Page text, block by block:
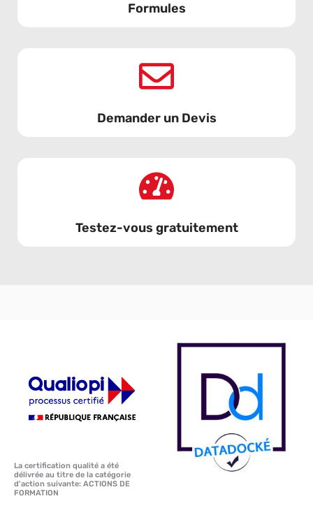
Formules
Demander un Devis
Testez-vous gratuitement
La certification qualité a été
délivrée au titre de la catégorie
d'action suivante: ACTIONS DE
FORMATION